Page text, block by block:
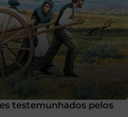
testemunhados pelos